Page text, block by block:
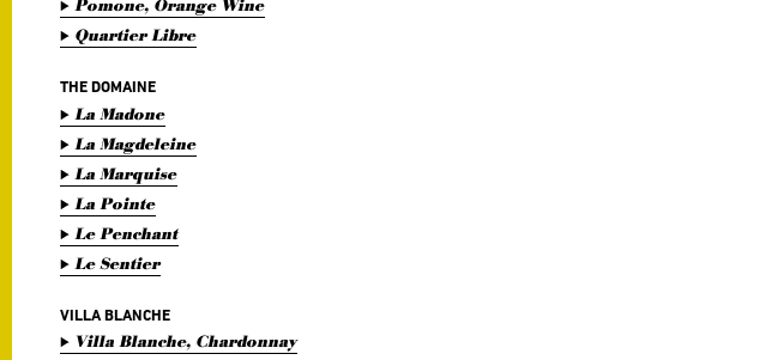
Pomone, Orange Wine
Quartier Libre
THE DOMAINE
La Madone
La Magdeleine
La Marquise
La Pointe
Le Penchant
Le Sentier
VILLA BLANCHE
Villa Blanche, Chardonnay